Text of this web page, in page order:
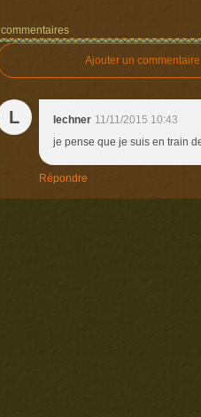
commentaires
Ajouter un commentaire
L lechner 11/11/2015 10:43
je pense que je suis en train
Répondre